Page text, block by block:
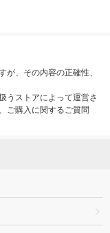
が、その内容の正確性、
うストアによって運営さ
ご購入に関するご質問